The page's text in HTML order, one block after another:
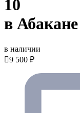
10
в Абакане
в наличии
9 500 ₽